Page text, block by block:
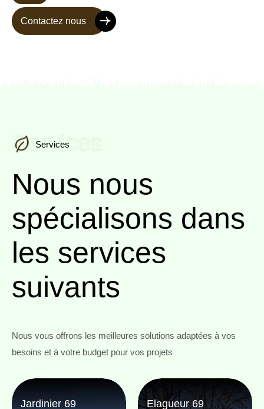
Contactez nous
Services
Services
Nous nous
spécialisons dans
les services
suivants
Nous vous offrons les meilleures solutions adaptées à vos
besoins et à votre budget pour vos projets
Jardinier 69 Elagueur 69